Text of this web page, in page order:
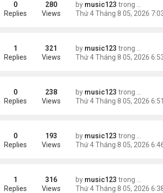
by music123 trong
0
Replies
280
Views
by music123 trong
1
Replies
321
Views
by music123 trong
0
Replies
238
Views
by music123 trong
0
Replies
193
Views
by music123 trong
1
Replies
316
Views